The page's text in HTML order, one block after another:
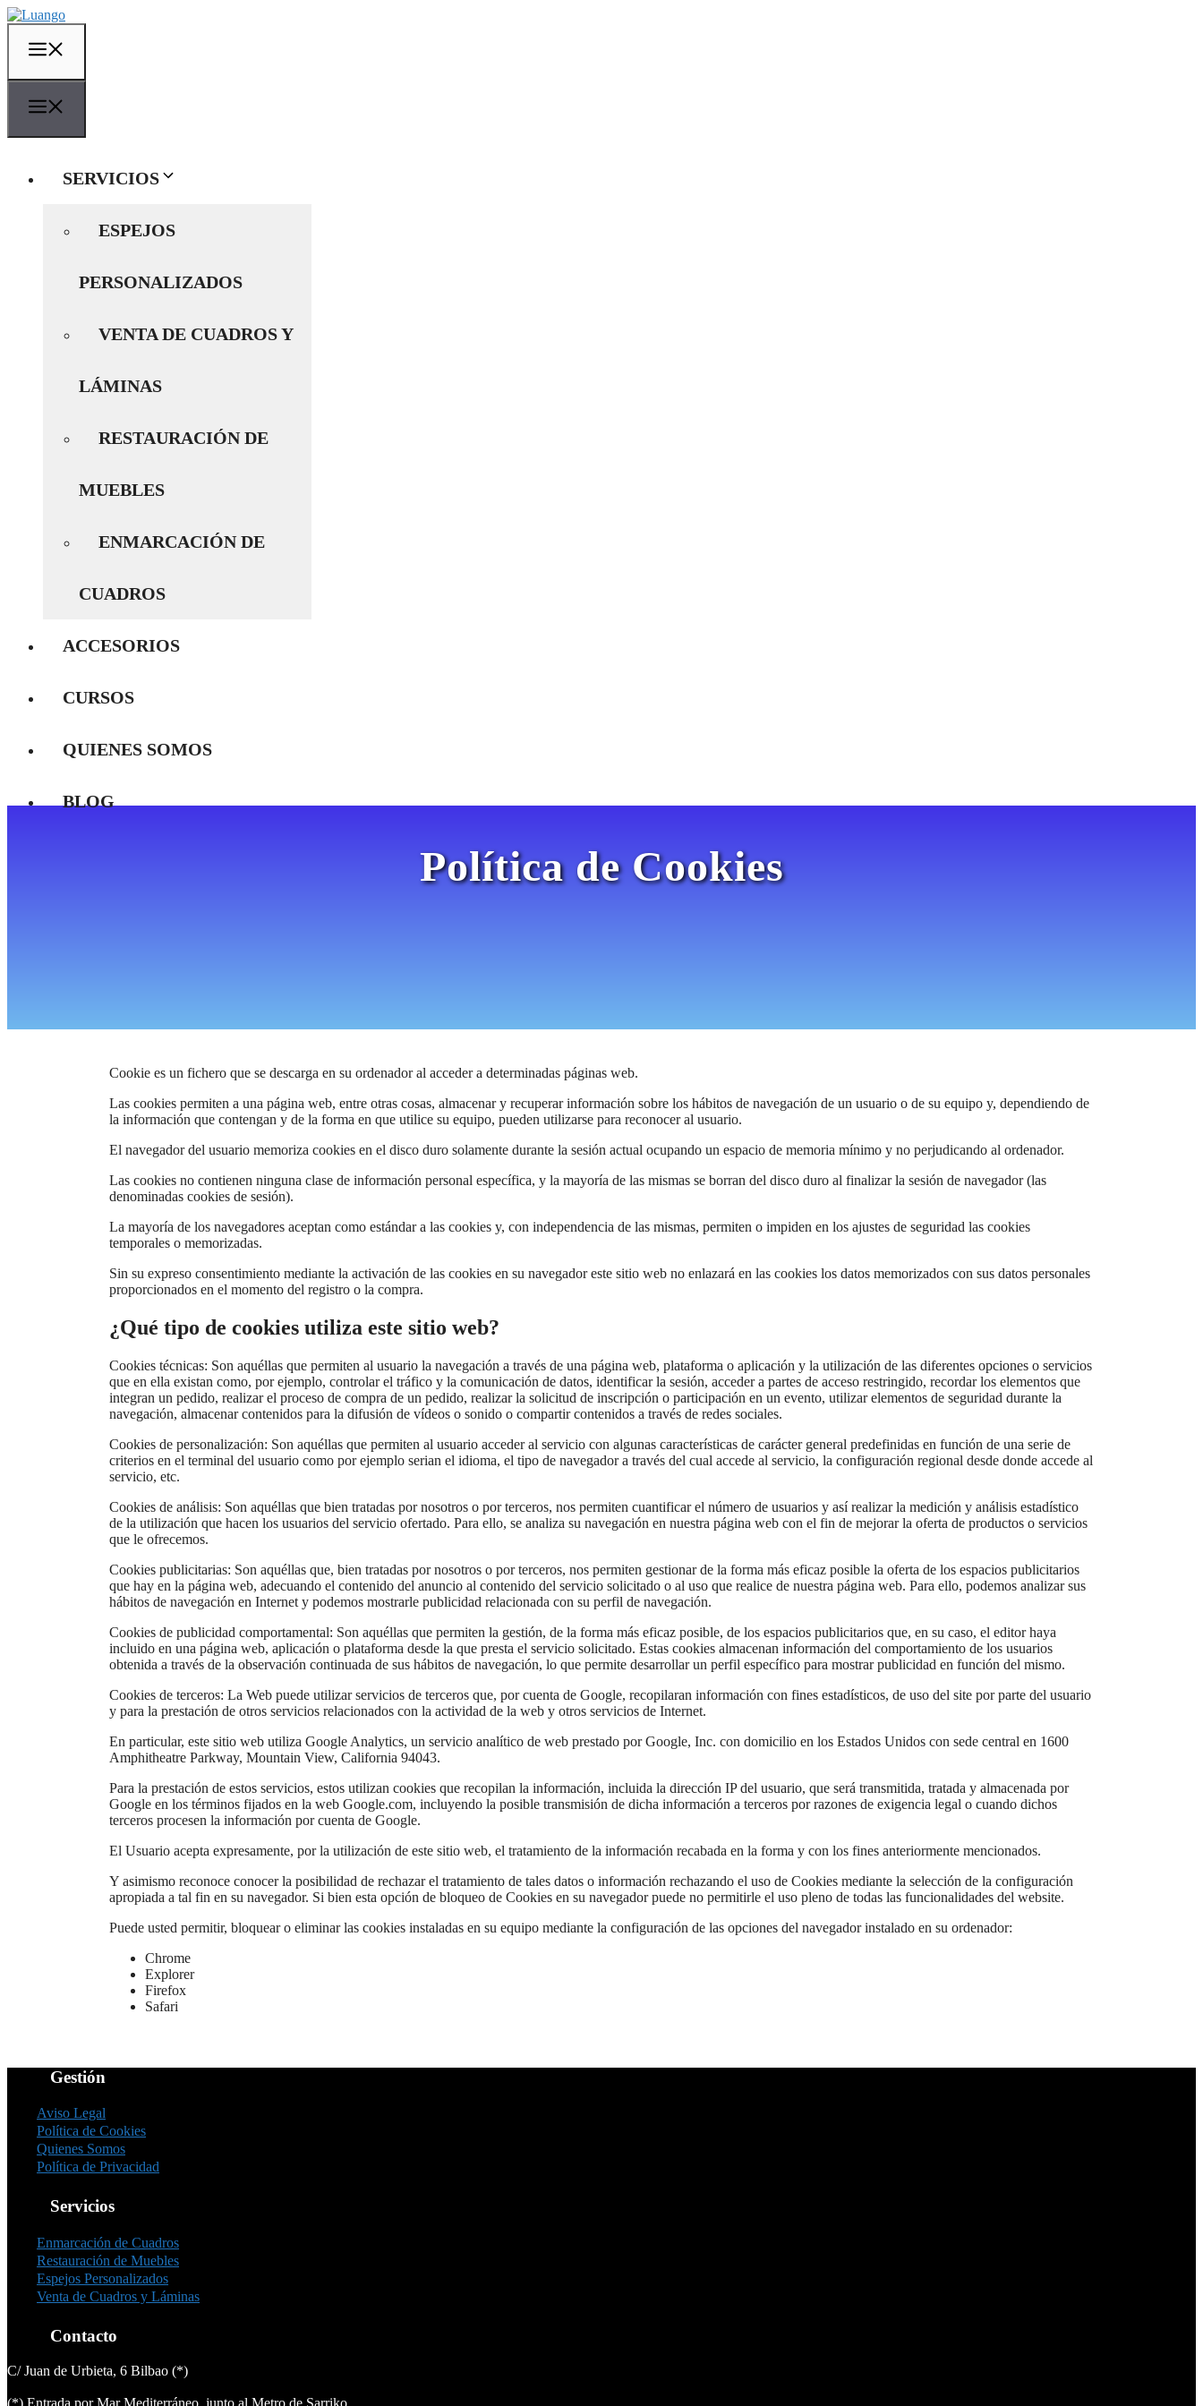
Saltar
al
contenido
SERVICIOS
ESPEJOS
PERSONALIZADOS
VENTA DE CUADROS Y
LÁMINAS
RESTAURACIÓN DE
MUEBLES
ENMARCACIÓN DE
CUADROS
ACCESORIOS
CURSOS
QUIENES SOMOS
BLOG
Política de Cookies
Cookie es un fichero que se descarga en su ordenador al acceder a determinadas páginas web.
Las cookies permiten a una página web, entre otras cosas, almacenar y recuperar información sobre los hábitos de navegación de un usuario o de su equipo y, dependiendo de
la información que contengan y de la forma en que utilice su equipo, pueden utilizarse para reconocer al usuario.
El navegador del usuario memoriza cookies en el disco duro solamente durante la sesión actual ocupando un espacio de memoria mínimo y no perjudicando al ordenador.
Las cookies no contienen ninguna clase de información personal específica, y la mayoría de las mismas se borran del disco duro al finalizar la sesión de navegador (las
denominadas cookies de sesión).
La mayoría de los navegadores aceptan como estándar a las cookies y, con independencia de las mismas, permiten o impiden en los ajustes de seguridad las cookies
temporales o memorizadas.
Sin su expreso consentimiento mediante la activación de las cookies en su navegador este sitio web no enlazará en las cookies los datos memorizados con sus datos personales
proporcionados en el momento del registro o la compra.
¿Qué tipo de cookies utiliza este sitio web?
Cookies técnicas: Son aquéllas que permiten al usuario la navegación a través de una página web, plataforma o aplicación y la utilización de las diferentes opciones o servicios
que en ella existan como, por ejemplo, controlar el tráfico y la comunicación de datos, identificar la sesión, acceder a partes de acceso restringido, recordar los elementos que
integran un pedido, realizar el proceso de compra de un pedido, realizar la solicitud de inscripción o participación en un evento, utilizar elementos de seguridad durante la
navegación, almacenar contenidos para la difusión de vídeos o sonido o compartir contenidos a través de redes sociales.
Cookies de personalización: Son aquéllas que permiten al usuario acceder al servicio con algunas características de carácter general predefinidas en función de una serie de
criterios en el terminal del usuario como por ejemplo serian el idioma, el tipo de navegador a través del cual accede al servicio, la configuración regional desde donde accede al
servicio, etc.
Cookies de análisis: Son aquéllas que bien tratadas por nosotros o por terceros, nos permiten cuantificar el número de usuarios y así realizar la medición y análisis estadístico
de la utilización que hacen los usuarios del servicio ofertado. Para ello, se analiza su navegación en nuestra página web con el fin de mejorar la oferta de productos o servicios
que le ofrecemos.
Cookies publicitarias: Son aquéllas que, bien tratadas por nosotros o por terceros, nos permiten gestionar de la forma más eficaz posible la oferta de los espacios publicitarios
que hay en la página web, adecuando el contenido del anuncio al contenido del servicio solicitado o al uso que realice de nuestra página web. Para ello, podemos analizar sus
hábitos de navegación en Internet y podemos mostrarle publicidad relacionada con su perfil de navegación.
Cookies de publicidad comportamental: Son aquéllas que permiten la gestión, de la forma más eficaz posible, de los espacios publicitarios que, en su caso, el editor haya
incluido en una página web, aplicación o plataforma desde la que presta el servicio solicitado. Estas cookies almacenan información del comportamiento de los usuarios
obtenida a través de la observación continuada de sus hábitos de navegación, lo que permite desarrollar un perfil específico para mostrar publicidad en función del mismo.
Cookies de terceros: La Web puede utilizar servicios de terceros que, por cuenta de Google, recopilaran información con fines estadísticos, de uso del site por parte del usuario
y para la prestación de otros servicios relacionados con la actividad de la web y otros servicios de Internet.
En particular, este sitio web utiliza Google Analytics, un servicio analítico de web prestado por Google, Inc. con domicilio en los Estados Unidos con sede central en 1600
Amphitheatre Parkway, Mountain View, California 94043.
Para la prestación de estos servicios, estos utilizan cookies que recopilan la información, incluida la dirección IP del usuario, que será transmitida, tratada y almacenada por
Google en los términos fijados en la web Google.com, incluyendo la posible transmisión de dicha información a terceros por razones de exigencia legal o cuando dichos
terceros procesen la información por cuenta de Google.
El Usuario acepta expresamente, por la utilización de este sitio web, el tratamiento de la información recabada en la forma y con los fines anteriormente mencionados.
Y asimismo reconoce conocer la posibilidad de rechazar el tratamiento de tales datos o información rechazando el uso de Cookies mediante la selección de la configuración
apropiada a tal fin en su navegador. Si bien esta opción de bloqueo de Cookies en su navegador puede no permitirle el uso pleno de todas las funcionalidades del website.
Puede usted permitir, bloquear o eliminar las cookies instaladas en su equipo mediante la configuración de las opciones del navegador instalado en su ordenador:
Chrome
Explorer
Firefox
Safari
Gestión
Aviso Legal
Política de Cookies
Quienes Somos
Política de Privacidad
Servicios
Enmarcación de Cuadros
Restauración de Muebles
Espejos Personalizados
Venta de Cuadros y Láminas
Contacto
C/ Juan de Urbieta, 6 Bilbao (*)
(*) Entrada por Mar Mediterráneo, junto al Metro de Sarriko